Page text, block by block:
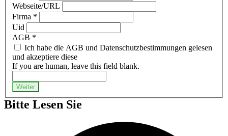
Webseite/URL
Firma *
Uid
AGB *
Ich habe die AGB und Datenschutzbestimmungen gelesen
und akzeptiere diese
If you are human, leave this field blank.
Weiter
Bitte Lesen Sie